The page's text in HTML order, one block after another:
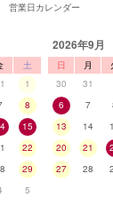
く女性（キャバ嬢
出する為に店内で着
呼ばれます。キャ
なデザインが多い
なしやすいドレス
の支持率も高くとて
や特別な日に人気
レスは短くて抵抗が
営業日カレンダー
土
1
8
15
22
29
5
2026年9月
日 月
30
31
6
7
13
14
20
21
27
28